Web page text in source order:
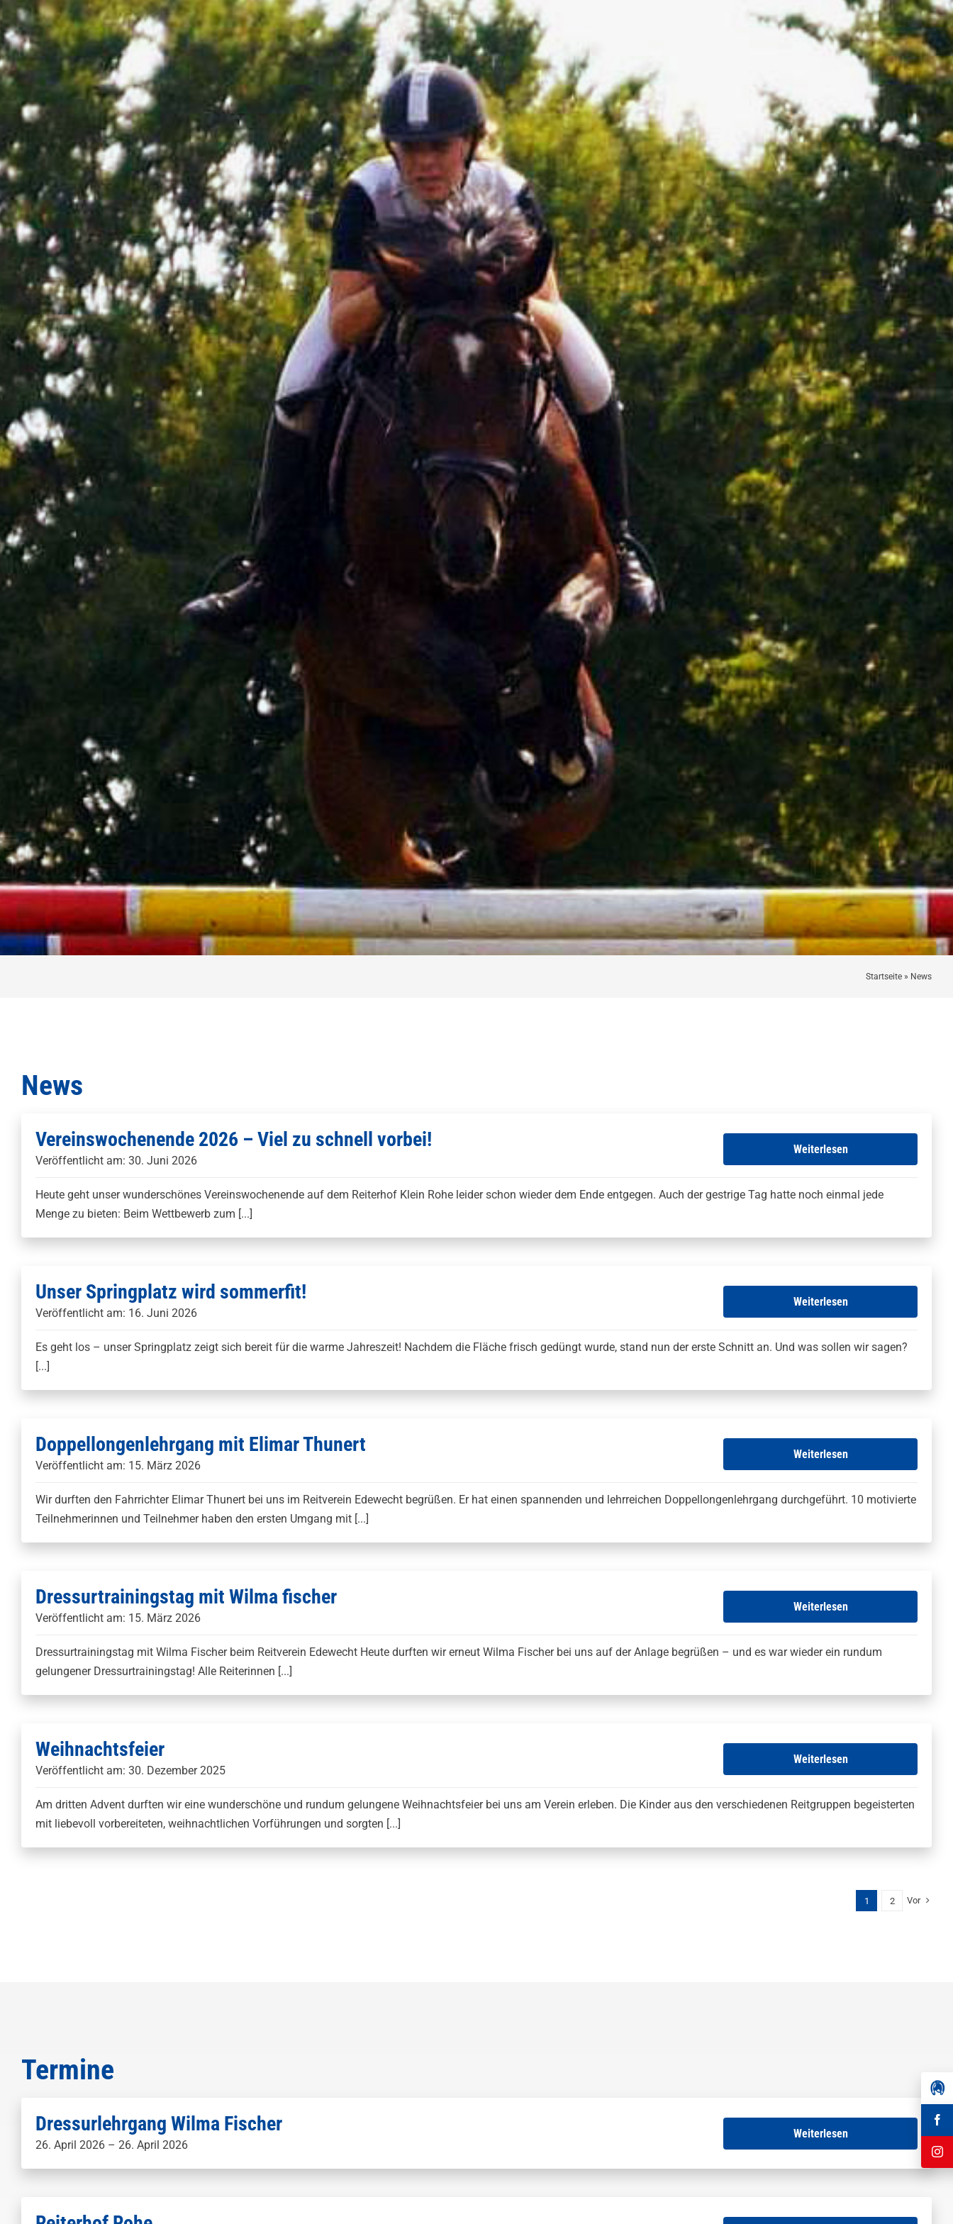
Startseite » News
News
Vereinswochenende 2026 – Viel zu schnell vorbei!
Veröffentlicht am: 30. Juni 2026
Weiterlesen
Heute geht unser wunderschönes Vereinswochenende auf dem Reiterhof Klein Rohe leider schon wieder dem Ende entgegen. Auch der gestrige Tag hatte noch einmal jede
Menge zu bieten: Beim Wettbewerb zum [...]
Unser Springplatz wird sommerfit!
Veröffentlicht am: 16. Juni 2026
Weiterlesen
Es geht los – unser Springplatz zeigt sich bereit für die warme Jahreszeit! Nachdem die Fläche frisch gedüngt wurde, stand nun der erste Schnitt an. Und was sollen wir sagen?
[...]
Doppellongenlehrgang mit Elimar Thunert
Veröffentlicht am: 15. März 2026
Weiterlesen
Wir durften den Fahrrichter Elimar Thunert bei uns im Reitverein Edewecht begrüßen. Er hat einen spannenden und lehrreichen Doppellongenlehrgang durchgeführt. 10 motivierte
Teilnehmerinnen und Teilnehmer haben den ersten Umgang mit [...]
Dressurtrainingstag mit Wilma fischer
Veröffentlicht am: 15. März 2026
Weiterlesen
Dressurtrainingstag mit Wilma Fischer beim Reitverein Edewecht Heute durften wir erneut Wilma Fischer bei uns auf der Anlage begrüßen – und es war wieder ein rundum
gelungener Dressurtrainingstag! Alle Reiterinnen [...]
Weihnachtsfeier
Veröffentlicht am: 30. Dezember 2025
Weiterlesen
Am dritten Advent durften wir eine wunderschöne und rundum gelungene Weihnachtsfeier bei uns am Verein erleben. Die Kinder aus den verschiedenen Reitgruppen begeisterten
mit liebevoll vorbereiteten, weihnachtlichen Vorführungen und sorgten [...]
1 2 Vor
Termine
Dressurlehrgang Wilma Fischer
26. April 2026 – 26. April 2026
Weiterlesen